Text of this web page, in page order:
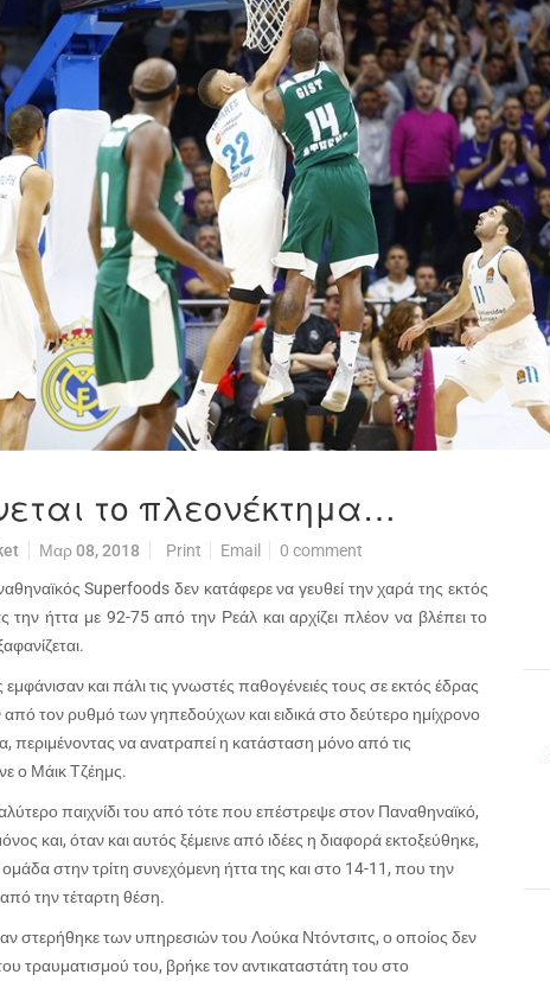
το πλεονέκτημα…
Μαρ 08, 2018 Print Email 0 comment
Superfoods δεν κατάφερε να γευθεί την χαρά της εκτός
την ήττα με 92-75 από την Ρεάλ και αρχίζει πλέον να βλέπει το
και πάλι τις γνωστές παθογένειές τους σε εκτός έδρας
τον ρυθμό των γηπεδούχων και ειδικά στο δεύτερο ημίχρονο
περιμένοντας να ανατραπεί η κατάσταση μόνο από τις
ο Μάικ Τζέημς.
παιχνίδι του από τότε που επέστρεψε στον Παναθηναϊκό,
και, όταν και αυτός ξέμεινε από ιδέες η διαφορά εκτοξεύθηκε,
στην τρίτη συνεχόμενη ήττα της και στο 14-11, που την
την τέταρτη θέση.
αν στερήθηκε των υπηρεσιών του Λούκα Ντόντσιτς, ο οποίος δεν
τραυματισμού του, βρήκε τον αντικαταστάτη του στο